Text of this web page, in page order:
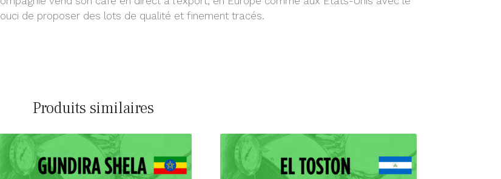
de proposer des lots de qualité et finement tracés.
Produits similaires